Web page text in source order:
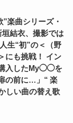
”楽曲シリーズ・
結衣、撮影では
生“初”の＜（野
にも挑戦！ イン
入したMy◯◯を
の前に…」“ 楽
しい曲の替え歌